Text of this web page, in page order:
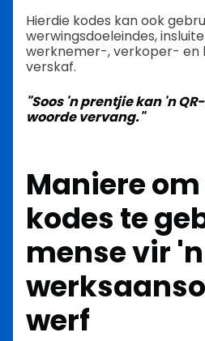
Hierdie kodes kan ook
werwingsdoeleindes,
werknemer-, verkoper- en
verskaf.
"Soos 'n prentjie kan 'n
woorde vervang."
Maniere om
kodes te
mense vir 'n
werf